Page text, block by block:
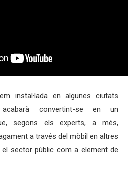
instal·lada en algunes ciutats
acabarà convertint-se en un
segons els experts, a més,
a través del mòbil en altres
sector públic com a element de